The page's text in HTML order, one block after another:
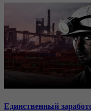
Единственный